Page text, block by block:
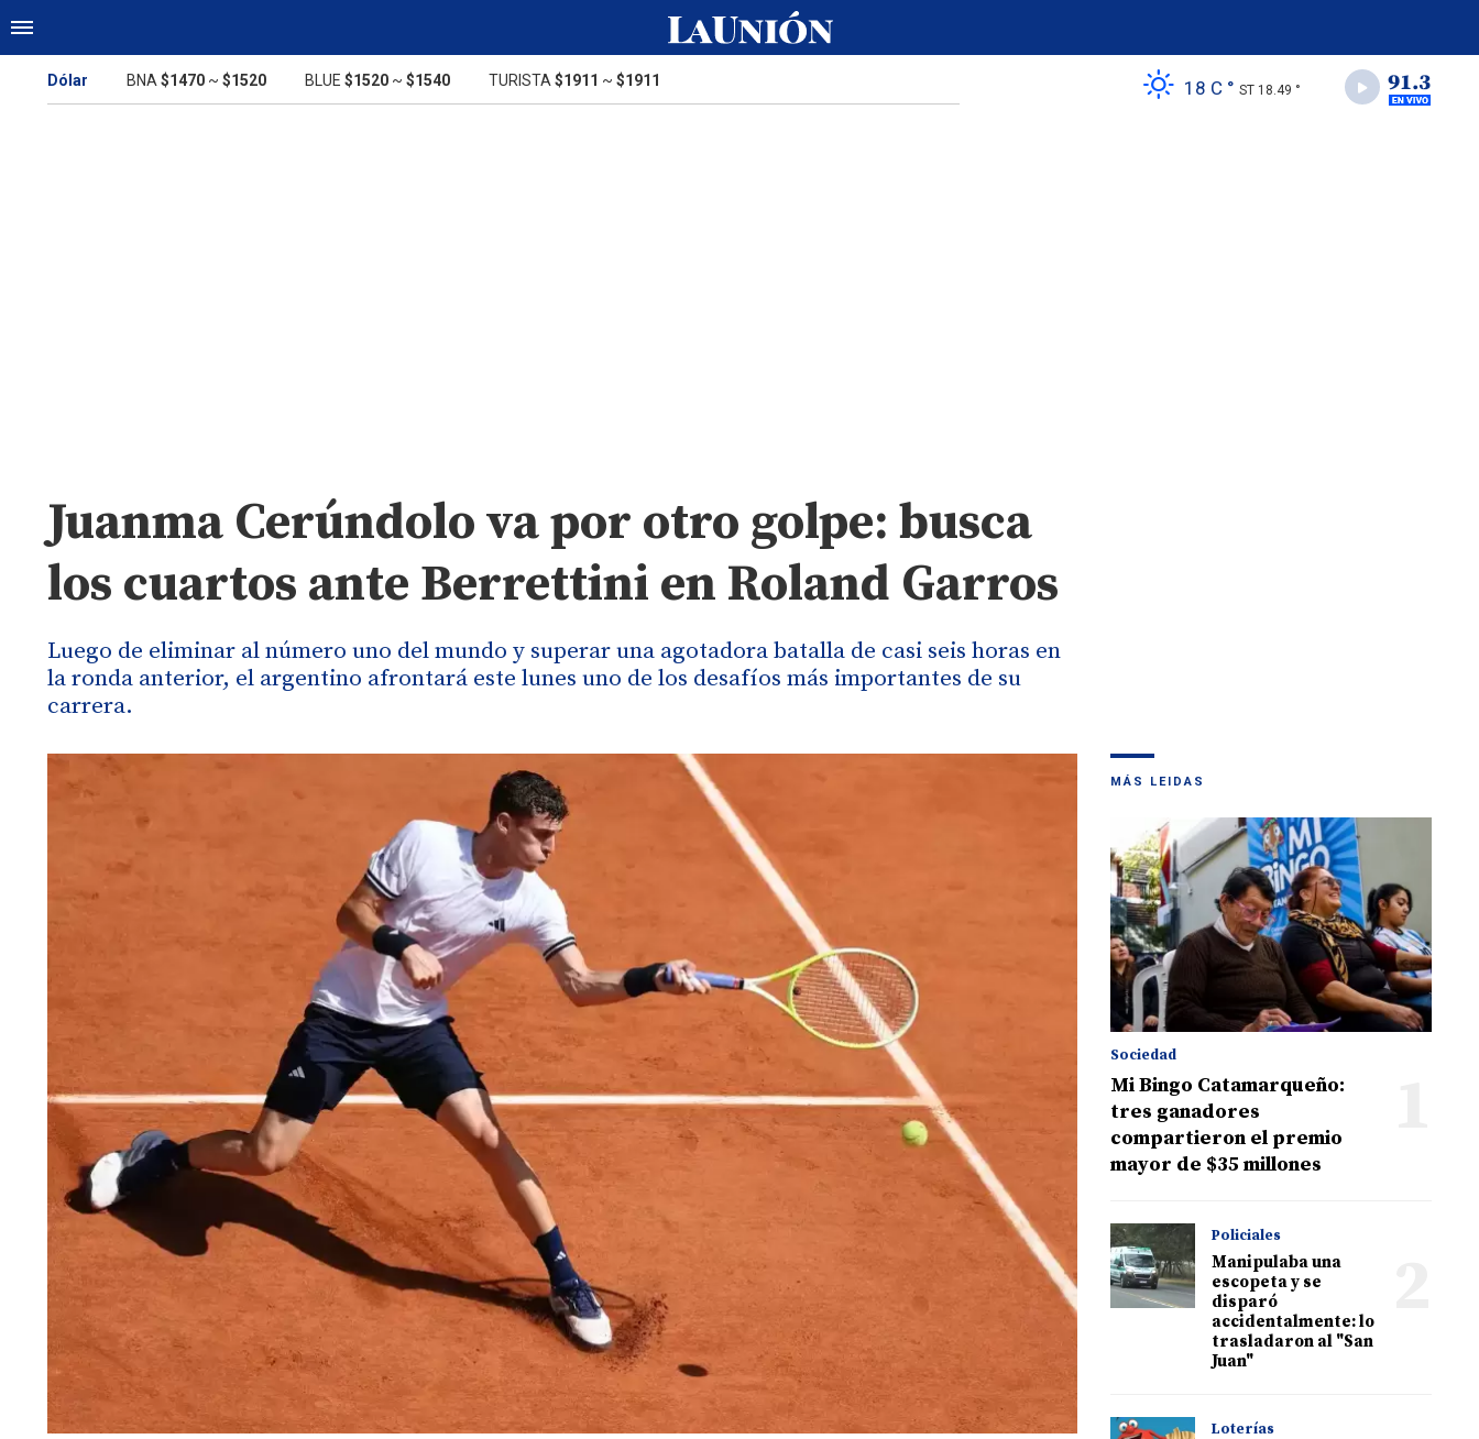
Dólar BNA $1470 ~ $1520 BLUE $1520 ~ $1540 TURISTA $1911 ~ $1911 18 C ° ST 18.49 °
Juanma Cerúndolo va por otro golpe: busca
los cuartos ante Berrettini en Roland Garros
Luego de eliminar al número uno del mundo y superar una agotadora batalla de casi seis horas en
la ronda anterior, el argentino afrontará este lunes uno de los desafíos más importantes de su
carrera.
MÁS LEIDAS
Sociedad
Mi Bingo Catamarqueño:
tres ganadores
compartieron el premio
mayor de $35 millones
Policiales
Manipulaba una
escopeta y se
disparó
accidentalmente: lo
trasladaron al "San
Juan"
Loterías